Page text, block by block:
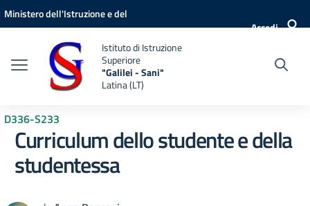
Vai ai contenuti
Vai al menu di navigazione
Vai al footer
Ministero dell'Istruzione e del
Accedi
Istituto di Istruzione
Superiore
"Galilei - Sani"
Latina (LT)
D336-S233
Curriculum dello studente e della
studentessa